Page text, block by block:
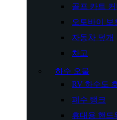
골프 카트 커
오토바이 보
자동차 덮개
차고
하수 오물
RV 하수도
폐수 탱크
휴대용 핸드